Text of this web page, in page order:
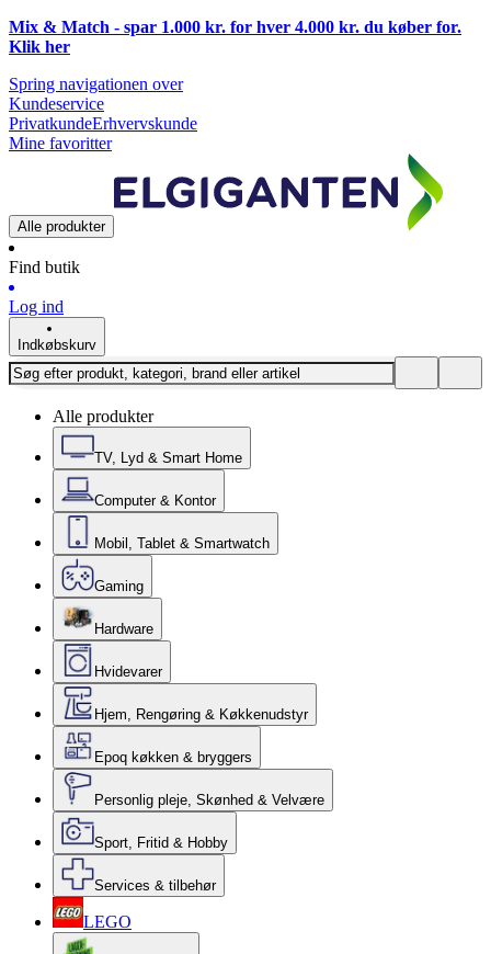
Mix & Match - spar 1.000 kr. for hver 4.000 kr. du køber for.
Klik her
Spring navigationen over
Kundeservice
PrivatkundeErhvervskunde
Mine favoritter
Alle produkter
Find butik
Log ind
Indkøbskurv
Alle produkter
TV, Lyd & Smart Home
Computer & Kontor
Mobil, Tablet & Smartwatch
Gaming
Hardware
Hvidevarer
Hjem, Rengøring & Køkkenudstyr
Epoq køkken & bryggers
Personlig pleje, Skønhed & Velvære
Sport, Fritid & Hobby
Services & tilbehør
LEGO